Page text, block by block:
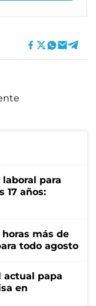
para
17 años:
más de
todo agosto
actual papa
en